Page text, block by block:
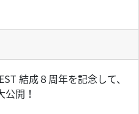
結成８周年を記念して、
開！